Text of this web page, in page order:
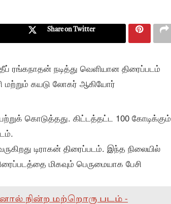
Share on Twitter
ரங்கநாதன் நடித்து வெளியான திரைப்படம்
மற்றும் கயடு லோகர் ஆகியோர்
கொடுத்தது. கிட்டத்தட்ட 100 கோடிக்கும்
டிராகன் திரைப்படம். இந்த நிலையில்
மிகவும் பெருமையாக பேசி
நின்ற மற்றொரு படம் -